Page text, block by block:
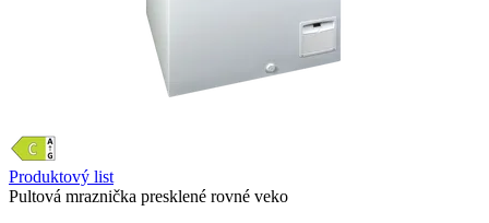
Produktový list
Pultová mraznička presklené rovné veko